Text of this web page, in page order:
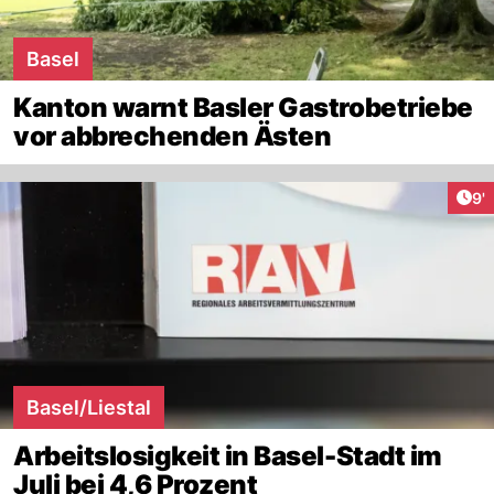
Basel
Kanton warnt Basler Gastrobetriebe
vor abbrechenden Ästen
9'
Basel/Liestal
Arbeitslosigkeit in Basel-Stadt im
Juli bei 4,6 Prozent